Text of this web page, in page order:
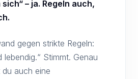
– ja. Regeln auch,
gegen strikte Regeln:
lebendig.“ Stimmt. Genau
auch eine